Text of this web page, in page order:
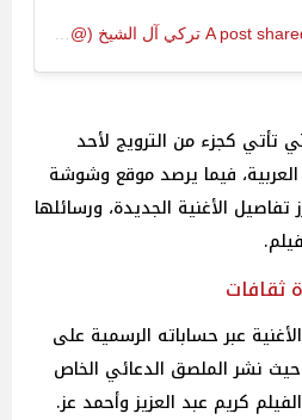
تأتي كجزء من الترويج لأحد
العربية، فيما يرصد موقع وشوشة
الأغنية الجديدة، ورسائلها
ثقافات
عبر حساباته الرسمية على
حيث نشر الملصق الدعائي الخاص
كريم عبد العزيز وأحمد عز.